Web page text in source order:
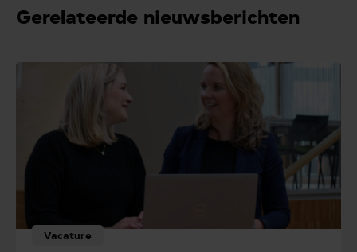
Gerelateerde nieuwsberichten
Vacature